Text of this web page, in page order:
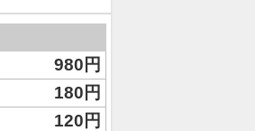
980円
180円
120円